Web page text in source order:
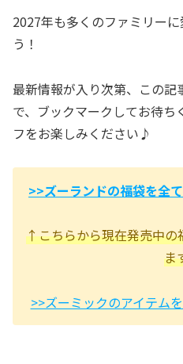
2027年も多くのファミリー
う！
最新情報が入り次第、この
で、ブックマークしてお待ち
フをお楽しみください♪
>>ズーランドの福袋を全
↑こちらから現在発売中の
ま
>>ズーミックのアイテム